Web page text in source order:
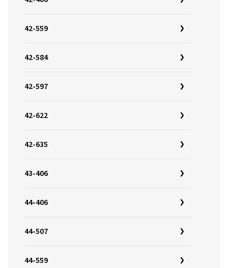
42-559
42-584
42-597
42-622
42-635
43-406
44-406
44-507
44-559